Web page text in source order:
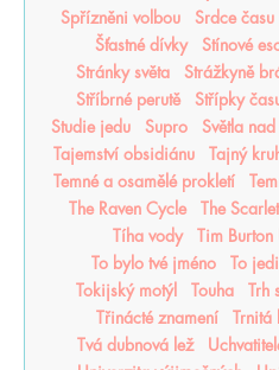
Spřízněni volbou
Srdce času
Šťastné dívky
Stínové
Stránky světa
Strážkyně
Stříbrné perutě
Střípky
Studie jedu
Supro Světla
Tajemství obsidiánu
Tajný
Temné a osamělé prokletí
The Raven Cycle
The
Tíha vody
Tim Burton
To bylo tvé jméno
To
Tokijský motýl
Touha Trh
Třinácté znamení
Trnitá
Tvá dubnová lež